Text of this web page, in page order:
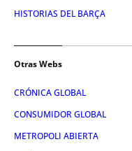
HISTORIAS DEL BARÇA
Otras Webs
CRÓNICA GLOBAL
CONSUMIDOR GLOBAL
METROPOLI ABIERTA